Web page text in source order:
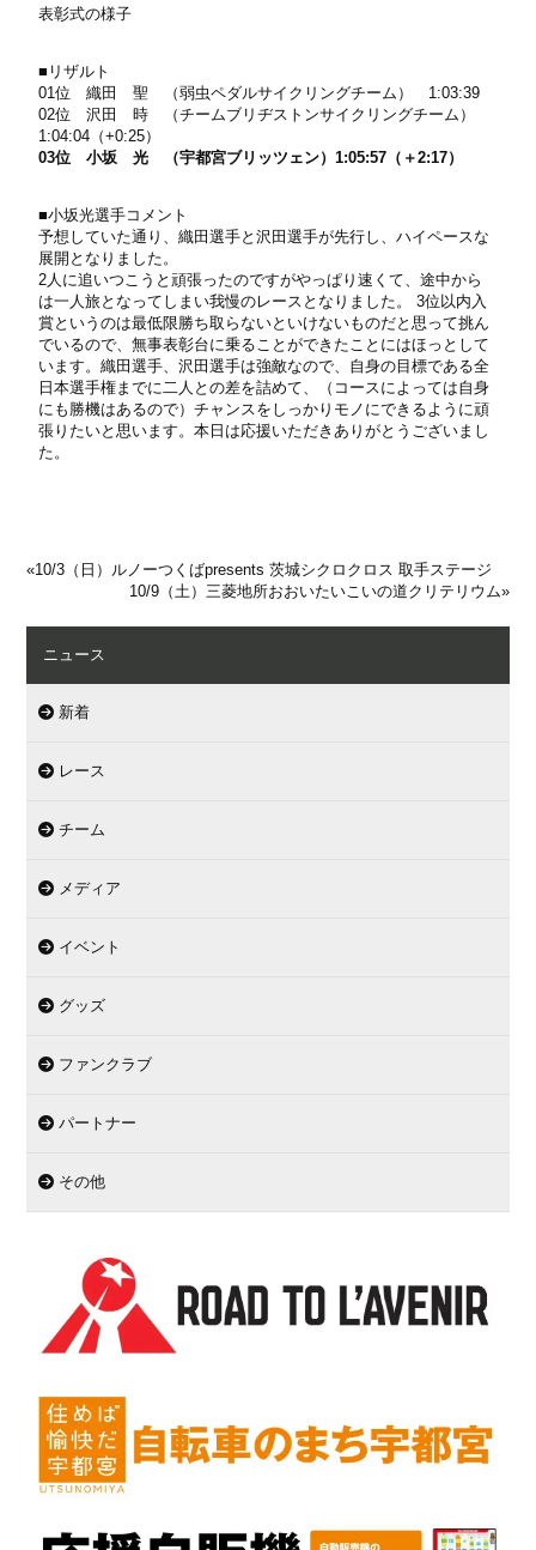
表彰式の様子
■リザルト
01位 織田 聖 （弱虫ペダルサイクリングチーム） 1:03:39
02位 沢田 時 （チームブリヂストンサイクリングチーム）
1:04:04（+0:25）
03位 小坂 光 （宇都宮ブリッツェン）1:05:57（＋2:17）
■小坂光選手コメント
予想していた通り、織田選手と沢田選手が先行し、ハイペースな
展開となりました。
2人に追いつこうと頑張ったのですがやっぱり速くて、途中から
は一人旅となってしまい我慢のレースとなりました。 3位以内入
賞というのは最低限勝ち取らないといけないものだと思って挑ん
でいるので、無事表彰台に乗ることができたことにはほっとして
います。織田選手、沢田選手は強敵なので、自身の目標である全
日本選手権までに二人との差を詰めて、（コースによっては自身
にも勝機はあるので）チャンスをしっかりモノにできるように頑
張りたいと思います。本日は応援いただきありがとうございまし
た。
«10/3（日）ルノーつくばpresents 茨城シクロクロス 取手ステージ
10/9（土）三菱地所おおいたいこいの道クリテリウム»
ニュース
新着
レース
チーム
メディア
イベント
グッズ
ファンクラブ
パートナー
その他